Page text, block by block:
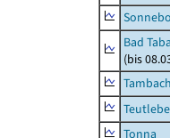
Bad
(bis
Tonna